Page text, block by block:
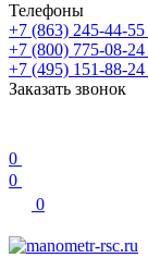
Телефоны
+7 (863) 245-44-55
+7 (800) 775-08-24
+7 (495) 151-88-24
Заказать звонок
0
0
0